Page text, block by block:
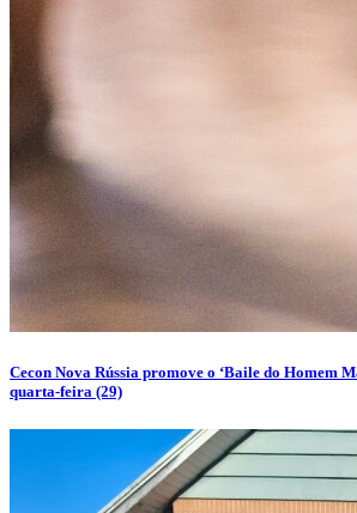
Cecon Nova Rússia promove o ‘Baile do Homem
quarta-feira (29)